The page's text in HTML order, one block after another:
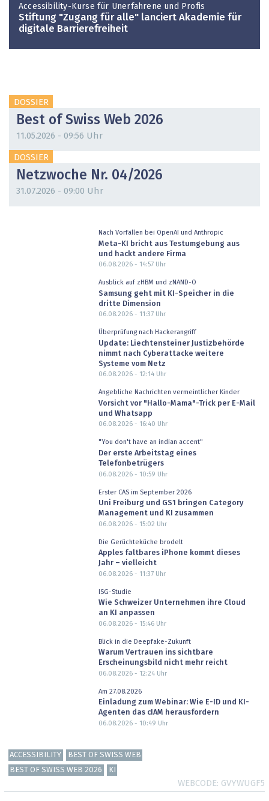
Accessibility-Kurse für Unerfahrene und Profis
Stiftung "Zugang für alle" lanciert Akademie für
digitale Barrierefreiheit
DOSSIER
Best of Swiss Web 2026
11.05.2026 - 09:56 Uhr
DOSSIER
Netzwoche Nr. 04/2026
31.07.2026 - 09:00 Uhr
Nach Vorfällen bei OpenAI und Anthropic
Meta-KI bricht aus Testumgebung aus
und hackt andere Firma
06.08.2026 - 14:57Uhr
Ausblick auf zHBM und zNAND-O
Samsung geht mit KI-Speicher in die
dritte Dimension
06.08.2026 - 11:37Uhr
Überprüfung nach Hackerangriff
Update: Liechtensteiner Justizbehörde
nimmt nach Cyberattacke weitere
Systeme vom Netz
06.08.2026 - 12:14Uhr
Angebliche Nachrichten vermeintlicher Kinder
Vorsicht vor "Hallo-Mama"-Trick per E-Mail
und Whatsapp
06.08.2026 - 16:40 Uhr
"You don't have an indian accent"
Der erste Arbeitstag eines
Telefonbetrügers
06.08.2026 - 10:59 Uhr
Erster CAS im September 2026
Uni Freiburg und GS1 bringen Category
Management und KI zusammen
06.08.2026 - 15:02 Uhr
Die Gerüchteküche brodelt
Apples faltbares iPhone kommt dieses
Jahr – vielleicht
06.08.2026 - 11:37Uhr
ISG-Studie
Wie Schweizer Unternehmen ihre Cloud
an KI anpassen
06.08.2026 - 15:46Uhr
Blick in die Deepfake-Zukunft
Warum Vertrauen ins sichtbare
Erscheinungsbild nicht mehr reicht
06.08.2026 - 12:24Uhr
Am 27.08.2026
Einladung zum Webinar: Wie E-ID und KI-
Agenten das cIAM herausfordern
06.08.2026 - 10:49 Uhr
ACCESSIBILITY
BEST OF SWISS WEB
BEST OF SWISS WEB 2026
KI
WEBCODE GVYWUGF5